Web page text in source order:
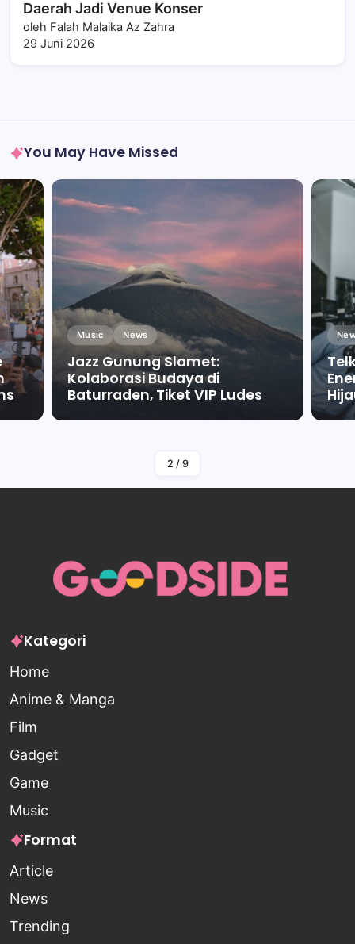
Daerah Jadi Venue Konser
oleh Falah Malaika Az Zahra
29 Juni 2026
You May Have Missed
Music News
Jazz Gunung Slamet:
Kolaborasi Budaya di
Baturraden, Tiket VIP Ludes
By Falah Malaika Az Zahra
2 / 9
Kategori
Home
Anime & Manga
Film
Gadget
Game
Music
Format
Article
News
Trending